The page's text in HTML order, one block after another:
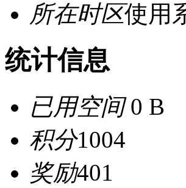
所在时区使用
统计信息
已用空间0 B
积分1004
奖励401